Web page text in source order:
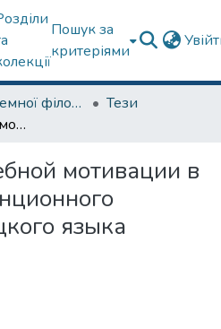
Пошук за
критеріями
Кафедра іноземної філології
Тези
Повышение учебной мотивации в условиях дистанционного изучения немецкого языка
мотивации в
языка